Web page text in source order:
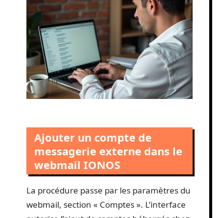
Ajouter un compte de
messagerie externe dans le
webmail IONOS
La procédure passe par les paramètres du
webmail, section « Comptes ». L’interface